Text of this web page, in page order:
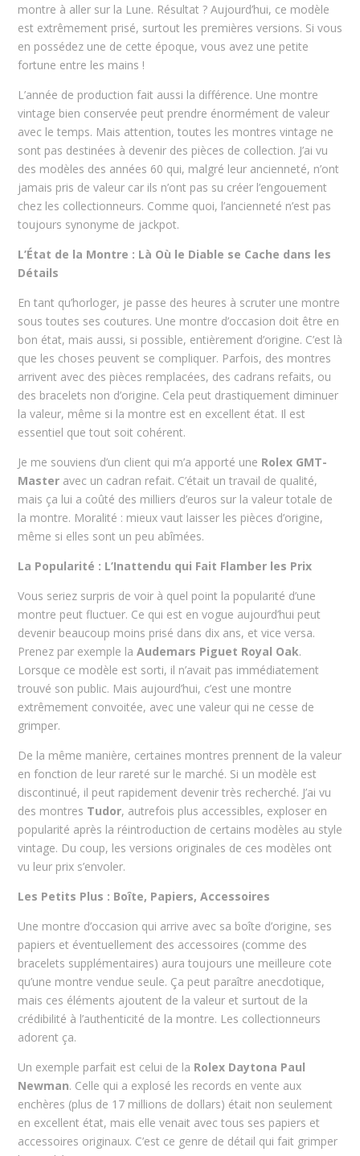
montre à aller sur la Lune. Résultat ? Aujourd’hui, ce modèle
est extrêmement prisé, surtout les premières versions. Si vous
en possédez une de cette époque, vous avez une petite
fortune entre les mains !
L’année de production fait aussi la différence. Une montre
vintage bien conservée peut prendre énormément de valeur
avec le temps. Mais attention, toutes les montres vintage ne
sont pas destinées à devenir des pièces de collection. J’ai vu
des modèles des années 60 qui, malgré leur ancienneté, n’ont
jamais pris de valeur car ils n’ont pas su créer l’engouement
chez les collectionneurs. Comme quoi, l’ancienneté n’est pas
toujours synonyme de jackpot.
L’État de la Montre : Là Où le Diable se Cache dans les
Détails
En tant qu’horloger, je passe des heures à scruter une montre
sous toutes ses coutures. Une montre d’occasion doit être en
bon état, mais aussi, si possible, entièrement d’origine. C’est là
que les choses peuvent se compliquer. Parfois, des montres
arrivent avec des pièces remplacées, des cadrans refaits, ou
des bracelets non d’origine. Cela peut drastiquement diminuer
la valeur, même si la montre est en excellent état. Il est
essentiel que tout soit cohérent.
Je me souviens d’un client qui m’a apporté une Rolex GMT-
Masteravec un cadran refait. C’était un travail de qualité,
mais ça lui a coûté des milliers d’euros sur la valeur totale de
la montre. Moralité : mieux vaut laisser les pièces d’origine,
même si elles sont un peu abîmées.
La Popularité : L’Inattendu qui Fait Flamber les Prix
Vous seriez surpris de voir à quel point la popularité d’une
montre peut fluctuer. Ce qui est en vogue aujourd’hui peut
devenir beaucoup moins prisé dans dix ans, et vice versa.
Prenez par exemple la Audemars Piguet Royal Oak.
Lorsque ce modèle est sorti, il n’avait pas immédiatement
trouvé son public. Mais aujourd’hui, c’est une montre
extrêmement convoitée, avec une valeur qui ne cesse de
grimper.
De la même manière, certaines montres prennent de la valeur
en fonction de leur rareté sur le marché. Si un modèle est
discontinué, il peut rapidement devenir très recherché. J’ai vu
des montres Tudor, autrefois plus accessibles, exploser en
popularité après la réintroduction de certains modèles au style
vintage. Du coup, les versions originales de ces modèles ont
vu leur prix s’envoler.
Les Petits Plus : Boîte, Papiers, Accessoires
Une montre d’occasion qui arrive avec sa boîte d’origine, ses
papiers et éventuellement des accessoires (comme des
bracelets supplémentaires) aura toujours une meilleure cote
qu’une montre vendue seule. Ça peut paraître anecdotique,
mais ces éléments ajoutent de la valeur et surtout de la
crédibilité à l’authenticité de la montre. Les collectionneurs
adorent ça.
Un exemple parfait est celui de la Rolex Daytona Paul
Newman. Celle qui a explosé les records en vente aux
enchères (plus de 17 millions de dollars) était non seulement
en excellent état, mais elle venait avec tous ses papiers et
accessoires originaux. C’est ce genre de détail qui fait grimper